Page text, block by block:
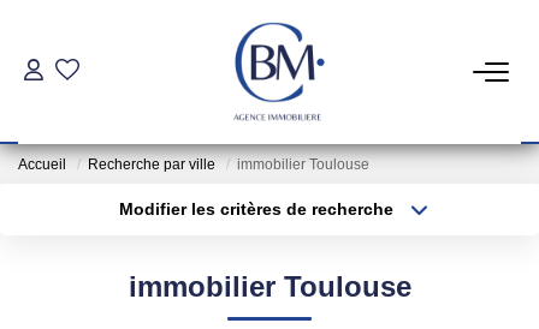
PARTICULIERS
Location
COMMERCES ET BUREAUX
Accueil Recherche par ville immobilier Toulouse
Modifier les critères de recherche
immobilier Toulouse